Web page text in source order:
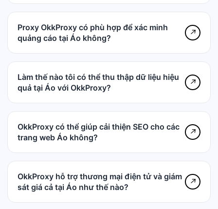
Proxy OkkProxy có phù hợp để xác minh
quảng cáo tại Áo không?
↗
Làm thế nào tôi có thể thu thập dữ liệu hiệu
quả tại Áo với OkkProxy?
↗
OkkProxy có thể giúp cải thiện SEO cho các
trang web Áo không?
↗
OkkProxy hỗ trợ thương mại điện tử và giám
sát giá cả tại Áo như thế nào?
↗